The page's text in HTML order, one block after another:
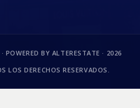
POWERED BY ALTERESTATE · 2026
LOS DERECHOS RESERVADOS.